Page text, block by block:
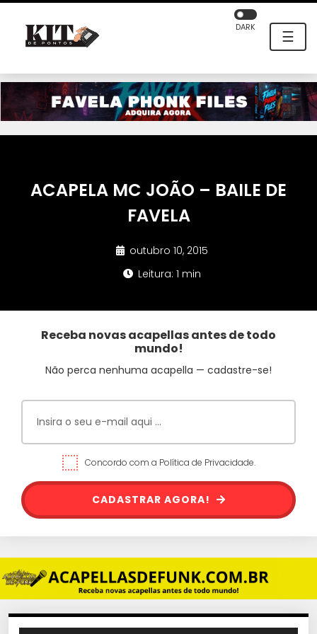
☰
DARK
ACAPELA MC JOÃO – BAILE DE
FAVELA
outubro 10, 2015
Leitura: 1 min
Receba novas acapellas antes de todo
mundo!
Não perca nenhuma acapella — cadastre-se!
Concordo com a Política de Privacidade.
CADASTRAR AGORA!